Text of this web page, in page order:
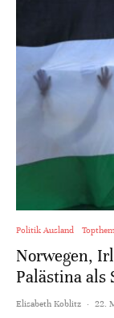
Politik Ausland
Norwegen,
Palästina als
Elisabeth Koblitz · 22.